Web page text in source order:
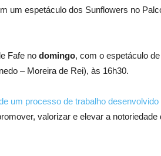
um espetáculo dos Sunflowers no
Fafe no domingo, com o espetáculo
– Moreira de Rei), às 16h30.
um processo de trabalho
valorizar e elevar a